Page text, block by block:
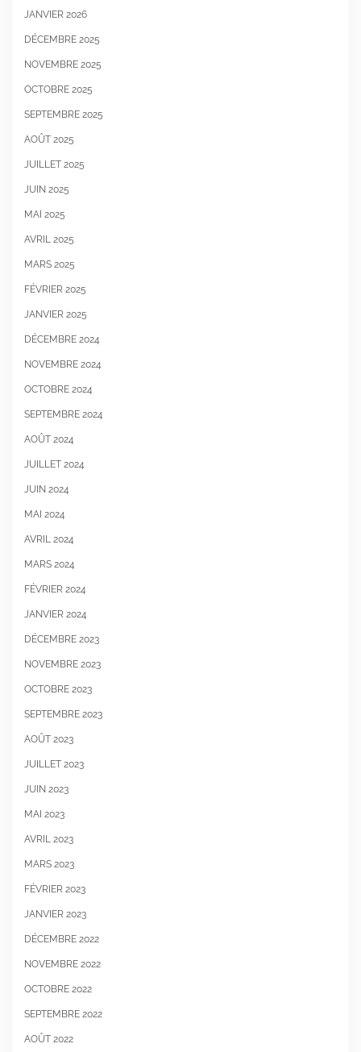
JANVIER 2026
DÉCEMBRE 2025
NOVEMBRE 2025
OCTOBRE 2025
SEPTEMBRE 2025
AOÛT 2025
JUILLET 2025
JUIN 2025
MAI 2025
AVRIL 2025
MARS 2025
FÉVRIER 2025
JANVIER 2025
DÉCEMBRE 2024
NOVEMBRE 2024
OCTOBRE 2024
SEPTEMBRE 2024
AOÛT 2024
JUILLET 2024
JUIN 2024
MAI 2024
AVRIL 2024
MARS 2024
FÉVRIER 2024
JANVIER 2024
DÉCEMBRE 2023
NOVEMBRE 2023
OCTOBRE 2023
SEPTEMBRE 2023
AOÛT 2023
JUILLET 2023
JUIN 2023
MAI 2023
AVRIL 2023
MARS 2023
FÉVRIER 2023
JANVIER 2023
DÉCEMBRE 2022
NOVEMBRE 2022
OCTOBRE 2022
SEPTEMBRE 2022
AOÛT 2022